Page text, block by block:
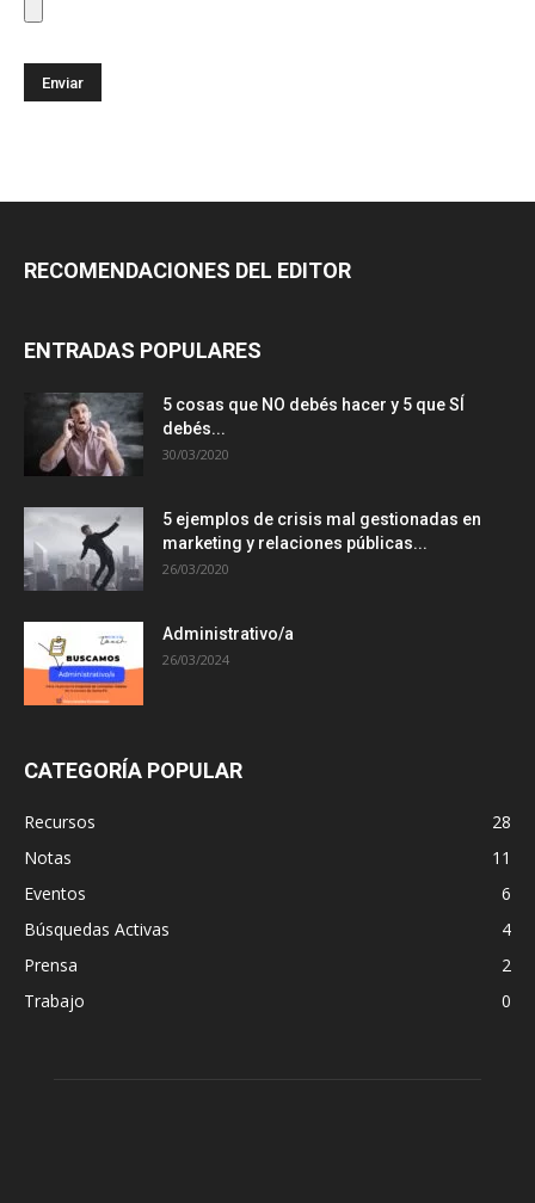
RECOMENDACIONES DEL EDITOR
ENTRADAS POPULARES
5 cosas que NO debés hacer y 5 que SÍ
debés...
30/03/2020
5 ejemplos de crisis mal gestionadas en
marketing y relaciones públicas...
26/03/2020
Administrativo/a
26/03/2024
CATEGORÍA POPULAR
Recursos
28
Notas
11
Eventos
6
Búsquedas Activas
4
Prensa
2
Trabajo
0